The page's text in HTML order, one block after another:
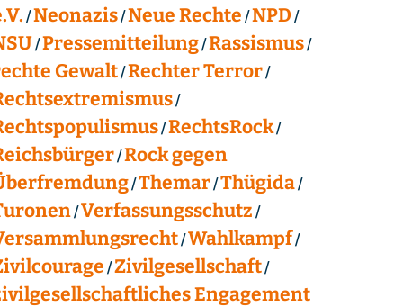
Neonazis Neue Rechte NPD
Pressemitteilung Rassismus
Gewalt Rechter Terror
RechtsRock
Rock gegen
Themar Thügida
Verfassungsschutz
Wahlkampf
Zivilgesellschaft
Engagement